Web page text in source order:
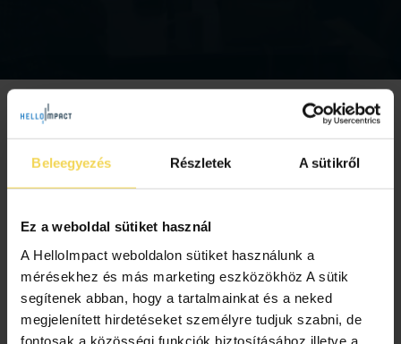
Beleegyezés Részletek A sütikről
Ez a weboldal sütiket használ
A HelloImpact weboldalon sütiket használunk a
mérésekhez és más marketing eszközökhöz A sütik
segítenek abban, hogy a tartalmainkat és a neked
megjelenített hirdetéseket személyre tudjuk szabni, de
fontosak a közösségi funkciók biztosításához illetve a
Tényleg az idei minden idők
legzöldebb futball-Eb-je?